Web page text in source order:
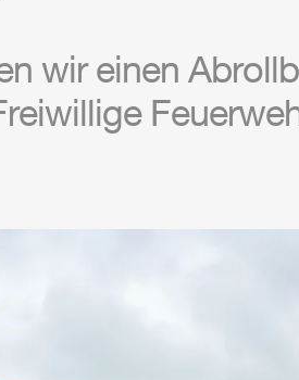
wir einen